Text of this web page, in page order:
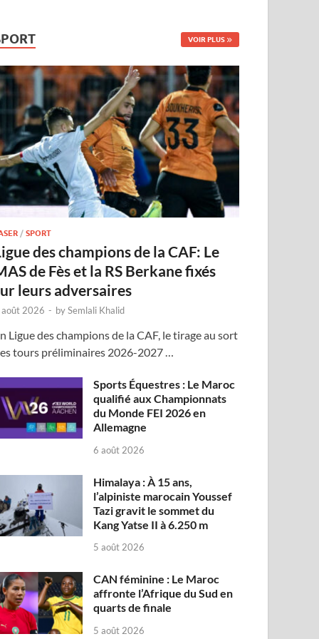
VOIR PLUS
/SPORT
des champions de la CAF: Le
de Fès et la RS Berkane fixés
leurs adversaires
2026 - bySemlali Khalid
Ligue des champions de la CAF, le tirage au sort
tours préliminaires 2026-2027 …
Sports Équestres : Le Maroc
qualifié aux Championnats
du Monde FEI 2026 en
Allemagne
6 août 2026
Himalaya : À 15 ans,
l’alpiniste marocain Youssef
Tazi gravit le sommet du
Kang Yatse II à 6.250 m
5 août 2026
CAN féminine : Le Maroc
affronte l’Afrique du Sud en
quarts de finale
5 août 2026